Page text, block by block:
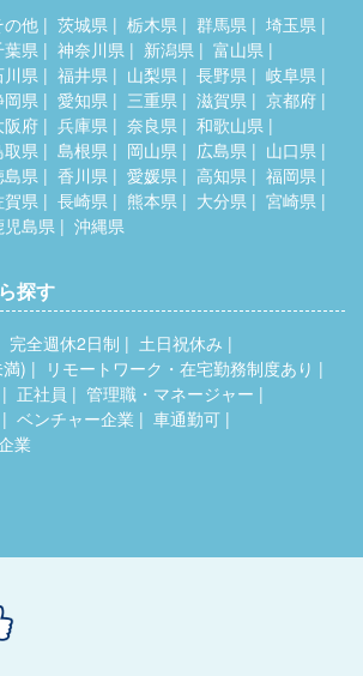
の他 茨城県 栃木県 群馬県
埼玉県
葉県
神奈川県 新潟県
富山県
川県
福井県 山梨県 長野県
岐阜県
岡県
愛知県 三重県 滋賀県
京都府
阪府
兵庫県 奈良県
和歌山県
取県
島根県 岡山県 広島県
山口県
島県
香川県 愛媛県 高知県
福岡県
賀県
長崎県 熊本県 大分県
宮崎県
児島県
沖縄県
探す
完全週休2日制
土日祝休み
)
リモートワーク・在宅勤務制度あり
正社員
管理職・マネージャー
ベンチャー企業
車通勤可
業